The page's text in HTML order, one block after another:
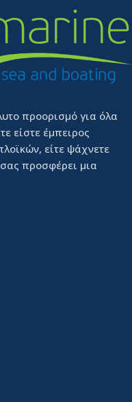
προορισμό για όλα
είστε έμπειρος
είτε ψάχνετε
προσφέρει μια